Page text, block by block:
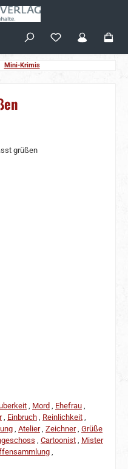
Mini-Krimis
, Mord , Ehefrau ,
, Einbruch , Reinlichkeit ,
, Atelier, Zeichner, Grüße
, Cartoonist , Mister
,